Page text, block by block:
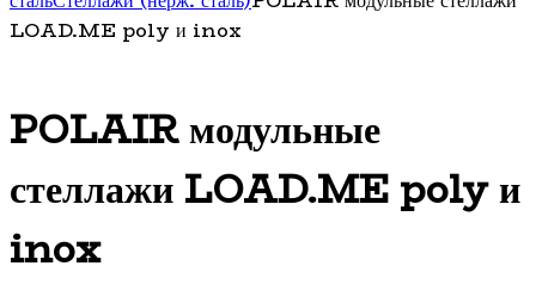
Кофе на песке
Микроволновые печи
Пароконвектоматы
Печи электрические
Котлы пищеварочные газовые
Пароконвектоматы газовые
Плиты газовые
Шкафы жарочные газовые
Холодильное оборудование
Машины холодильные (сплит-системы и
моноблоки)
Машины холодильные
LOAD.ME poly и inox
POLAIR модульные
стеллажи LOAD.ME poly и
inox